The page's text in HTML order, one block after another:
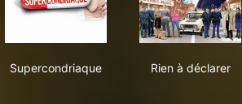
Supercondriaque
Rien à déclarer